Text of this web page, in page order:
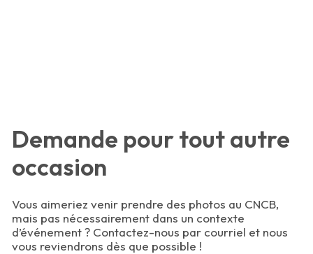
Demande pour tout autre
occasion
Vous aimeriez venir prendre des photos au CNCB,
mais pas nécessairement dans un contexte
d’événement ? Contactez-nous par courriel et nous
vous reviendrons dès que possible !